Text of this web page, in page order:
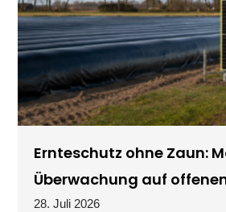
Ernteschutz ohne Zaun:
Überwachung auf
28. Juli 2026